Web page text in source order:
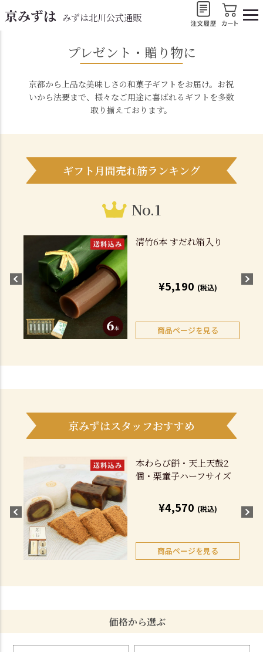
京みずは みずは北川公式通販
プレゼント・贈り物に
京都から上品な美味しさの和菓子ギフトをお届け。お祝
いから法要まで、様々なご用途に喜ばれるギフトを多数
取り揃えております。
ギフト月間売れ筋ランキング
No.1
清竹6本 すだれ箱入り
¥5,190 (税込)
商品ページを見る
京みずはスタッフおすすめ
本わらび餅・天上天鼓2
個・栗童子ハーフサイズ
¥4,570 (税込)
商品ページを見る
価格から選ぶ